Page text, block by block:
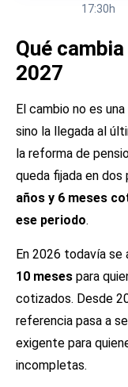
17:30h
Qué
2027
El cambio no es
sino la llegada al
la reforma de
queda fijada en dos
años y 6 meses
ese periodo.
En 2026 todavía se
10 meses para
cotizados. Desde
referencia pasa a
exigente para
incompletas.